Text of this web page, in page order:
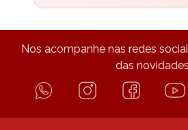
Nos acompanhe nas redes
das